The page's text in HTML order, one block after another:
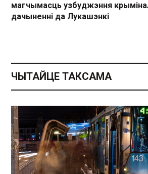
магчымасць узбуджэння
дачыненні да Лукашэнкі
ЧЫТАЙЦЕ ТАКСАМА